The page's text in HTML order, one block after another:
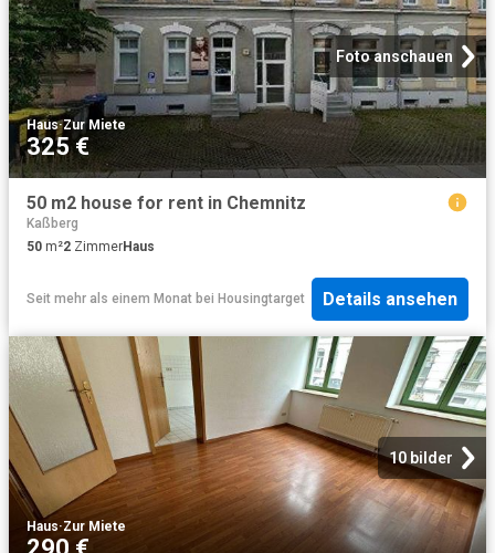
Foto anschauen
Haus·Zur Miete
325 €
50 m2 house for rent in Chemnitz
Kaßberg
50 m²2 ZimmerHaus
Seit mehr als einem Monat bei Housingtarget Details ansehen
10 bilder
Haus·Zur Miete